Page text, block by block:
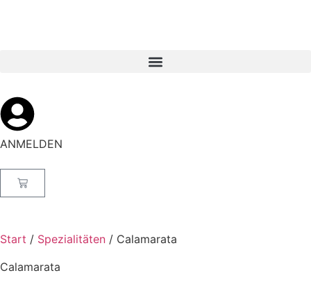
ANMELDEN
Start / Spezialitäten / Calamarata
Calamarata